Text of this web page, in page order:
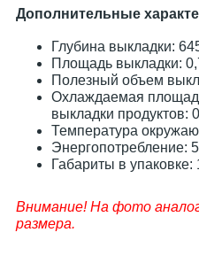
Дополнительные
Глубина выкладки:
Площадь выкладки:
Полезный объем
Охлаждаемая
выкладки продуктов:
Температура
Энергопотребление:
Габариты в
Внимание! На фото
размера.